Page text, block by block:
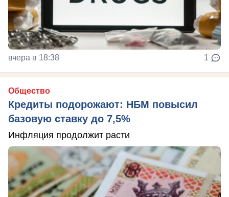
вчера в 18:38 1
Общество
Кредиты подорожают: НБМ повысил
базовую ставку до 7,5%
Инфляция продолжит расти